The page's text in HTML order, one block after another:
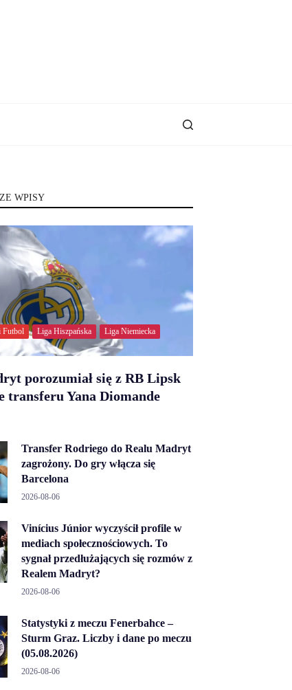
WPISY
Futbol Liga Hiszpańska Liga Niemiecka
porozumiał się z RB Lipsk
transferu Yana Diomande
Transfer Rodriego do Realu Madryt
zagrożony. Do gry włącza się
Barcelona
2026-08-06
Vinícius Júnior wyczyścił profile w
mediach społecznościowych. To
sygnał przedłużających się rozmów z
Realem Madryt?
2026-08-06
Statystyki z meczu Fenerbahce –
Sturm Graz. Liczby i dane po meczu
(05.08.2026)
2026-08-06